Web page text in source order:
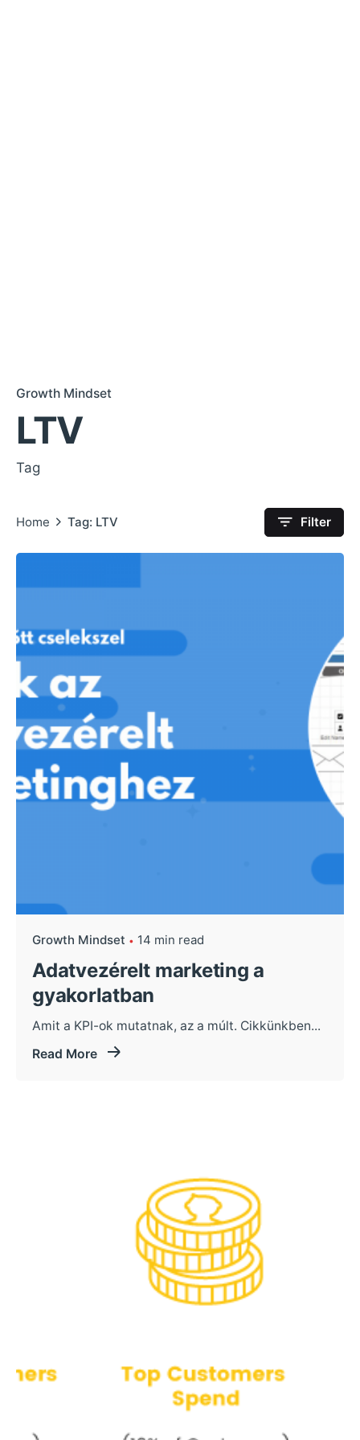
Growth Mindset
LTV
Tag
Home Tag: LTV Filter
Growth Mindset 14 min read
Adatvezérelt marketing a
gyakorlatban
Amit a KPI-ok mutatnak, az a múlt. Cikkünkben...
Read More